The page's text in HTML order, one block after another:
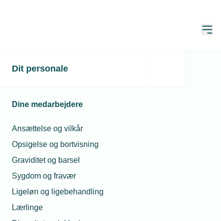
Dit personale
Dine medarbejdere
Ansættelse og vilkår
Opsigelse og bortvisning
Graviditet og barsel
Sygdom og fravær
Ligeløn og ligebehandling
Lærlinge
Skærpede krav ved